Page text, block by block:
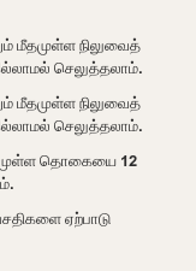
மீதமுள்ள நிலுவைத்
செலுத்தலாம்.
மீதமுள்ள நிலுவைத்
செலுத்தலாம்.
தொகையை 12
ஏற்பாடு